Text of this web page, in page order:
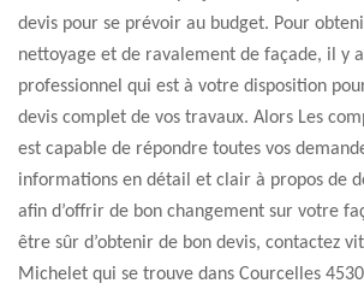
devis pour se prévoir au budget. Pour
nettoyage et de ravalement de façade, il y
professionnel qui est à votre disposition
devis complet de vos travaux. Alors Les
est capable de répondre toutes vos
informations en détail et clair à propos de
afin d’offrir de bon changement sur votre
être sûr d’obtenir de bon devis, contactez
Michelet qui se trouve dans Courcelles